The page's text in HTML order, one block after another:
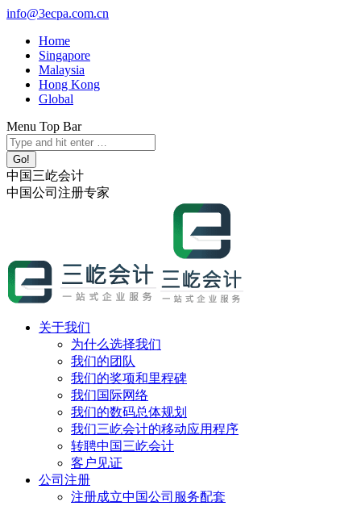
跳
info@3ecpa.com.cn
Home
Singapore
Malaysia
Hong Kong
Global
Menu Top Bar
X
page
opens
in
new
YouTube
page
opens
in
new
Linkedin
page
opens
in
new
Instagram
page
opens
in
new
Search:
中国三屹会计
中国公司注册专家
关于我们
为什么选择我们
我们的团队
我们的奖项和里程碑
我们国际网络
我们的数码总体规划
我们三屹会计的移动应用程序
转聘中国三屹会计
客户见证
公司注册
注册成立中国公司服务配套